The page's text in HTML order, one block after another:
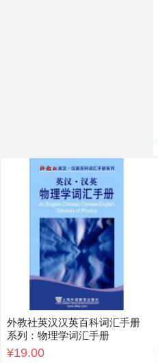
外教社英汉汉英百科词汇手册
系列：物理学词汇手册
¥19.00